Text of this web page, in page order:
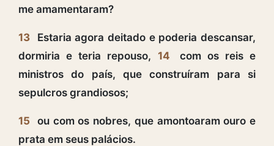
me amamentaram?
13
Estaria agora deitado e poderia descansar,
dormiria e teria repouso, 14
com os reis e
ministros do país, que construíram para si
sepulcros grandiosos;
15
ou com os nobres, que amontoaram ouro e
prata em seus palácios.